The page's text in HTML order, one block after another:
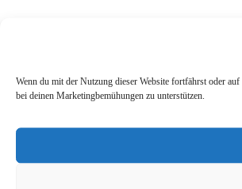
Wenn du mit der Nutzung dieser Website fortfährst oder
bei deinen Marketingbemühungen zu unterstützen.